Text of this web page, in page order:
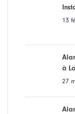
13
à
27